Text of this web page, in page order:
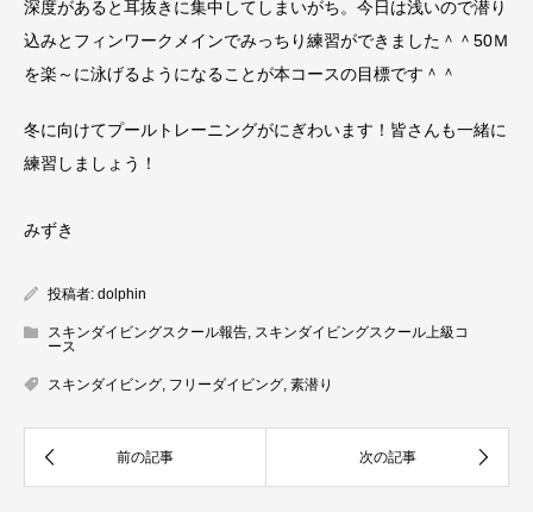
深度があると耳抜きに集中してしまいがち。今日は浅いので潜り
込みとフィンワークメインでみっちり練習ができました＾＾50Ｍ
を楽～に泳げるようになることが本コースの目標です＾＾
冬に向けてプールトレーニングがにぎわいます！皆さんも一緒に
練習しましょう！
みずき
投稿者: dolphin
スキンダイビングスクール報告, スキンダイビングスクール上級コ
ース
スキンダイビング, フリーダイビング, 素潜り